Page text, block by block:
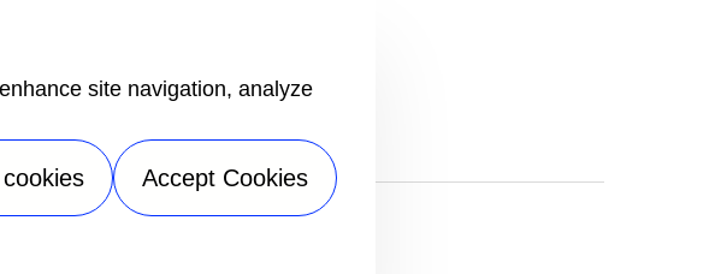
documenten|Sitemap
site navigation, analyze
Accept Cookies